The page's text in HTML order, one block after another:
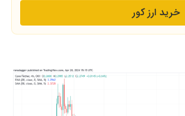
خرید ارز کور